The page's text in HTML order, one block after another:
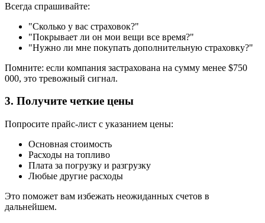
Всегда спрашивайте:
"Сколько у вас страховок?"
"Покрывает ли он мои вещи все время?"
"Нужно ли мне покупать дополнительную страховку?"
Помните: если компания застрахована на сумму менее $750
000, это тревожный сигнал.
3. Получите четкие цены
Попросите прайс-лист с указанием цены:
Основная стоимость
Расходы на топливо
Плата за погрузку и разгрузку
Любые другие расходы
Это поможет вам избежать неожиданных счетов в
дальнейшем.